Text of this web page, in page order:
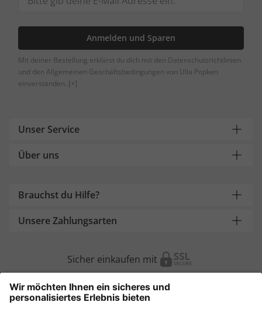
Anmelden und Sparen
Mit deiner Bestellung erklärst du dich mit den Datenschutzrichtlinien
und den Allgemeinen Geschäftsbedingungen von Ulla Popken
einverstanden. [+]
Unser Service
Über uns
Brauchst du Hilfe?
Unsere Zahlungsarten
Sicher einkaufen mit
Weitere Onlineshops